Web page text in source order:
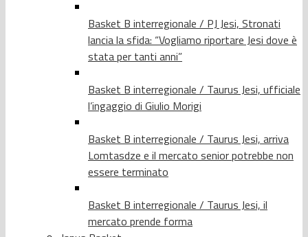
Basket B interregionale / PJ Jesi, Stronati
lancia la sfida: “Vogliamo riportare Jesi dove è
stata per tanti anni”
Basket B interregionale / Taurus Jesi, ufficiale
l’ingaggio di Giulio Morigi
Basket B interregionale / Taurus Jesi, arriva
Lomtasdze e il mercato senior potrebbe non
essere terminato
Basket B interregionale / Taurus Jesi, il
mercato prende forma